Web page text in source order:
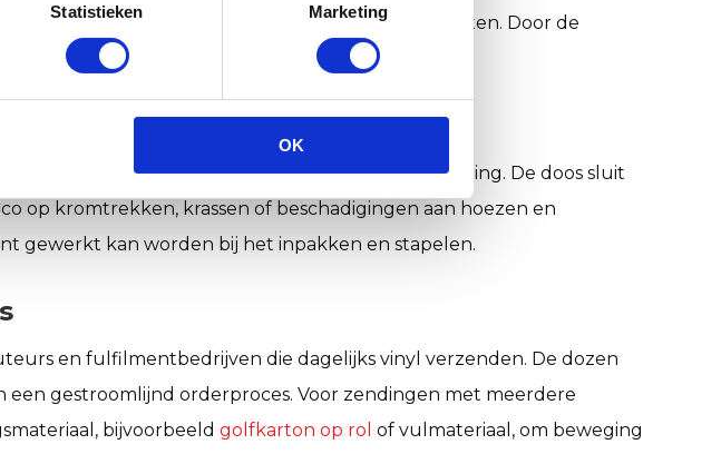
Statistieken Marketing
OK
van vinylplaten en andere platte producten. Door de
tijdens verwerking, opslag en transport.
minder gevoelig zijn voor stoten en drukbelasting. De doos sluit
op kromtrekken, krassen of beschadigingen aan hoezen en
gewerkt kan worden bij het inpakken en stapelen.
en fulfilmentbedrijven die dagelijks vinyl verzenden. De dozen
gestroomlijnd orderproces. Voor zendingen met meerdere
bijvoorbeeldgolfkarton op rol of vulmateriaal, om beweging